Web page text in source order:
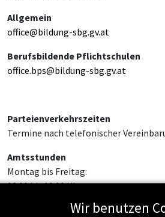
Allgemein
office@bildung-sbg.gv.at
Berufsbildende Pflichtschulen
office.bps@bildung-sbg.gv.at
Parteienverkehrszeiten
Termine nach telefonischer
Amtsstunden
Montag bis Freitag:
08:00 bis 12:00 Uhr
Wir benutzen